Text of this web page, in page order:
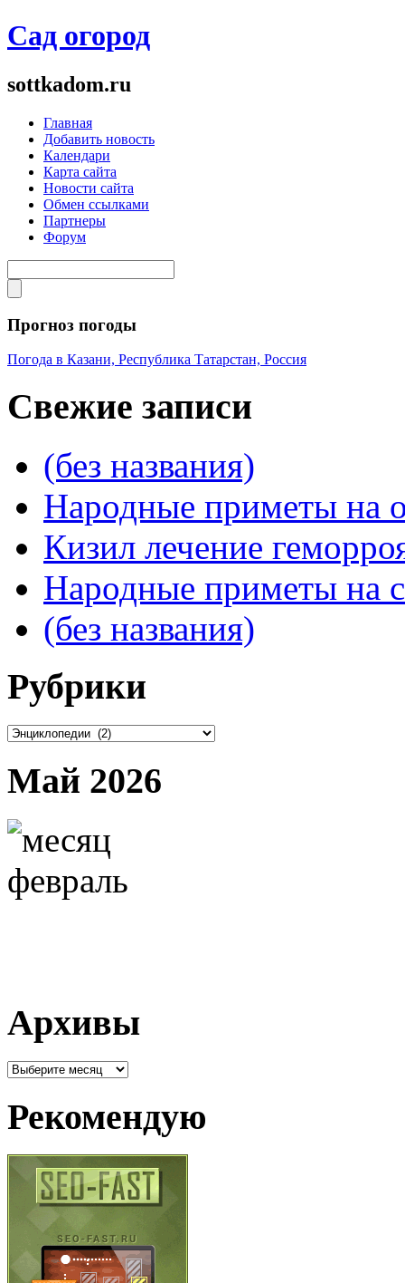
Сад огород
sottkadom.ru
Главная
Добавить новость
Календари
Карта сайта
Новости сайта
Обмен ссылками
Партнеры
Форум
Прогноз погоды
Погода в Казани, Республика Татарстан, Россия
Свежие записи
(без названия)
Народные приметы на
Кизил лечение
Народные приметы на
(без названия)
Рубрики
Рубрики
Май 2026
Архивы
Архивы
Рекомендую